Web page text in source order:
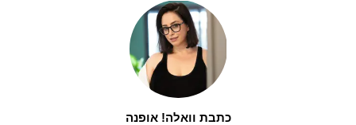
כתבת וואלה! אופנה